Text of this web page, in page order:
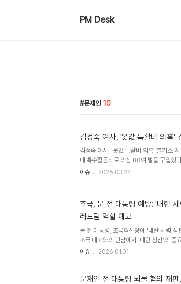
PM Desk
문재인 10
김정숙 여사, '옷값 특활비 의혹'
김정숙 여사, '옷값 특활비 의혹' 불기소
대 특수활동비로 의상 80여 벌을 구입했
구를 하지 않기로 결정했습니다. 이는 경
완수사에도 '혐의 없음' 재확인당초 서울
의혹에 대해 무혐의 처분을 내렸으나, 검
이슈 2026.03.24
조국, 문 전 대통령 예방: '내란
레드팀 역할 예고
문 전 대통령, 조국혁신당에 '내란 세력
조국 대표와의 만남에서 '내란 청산'의 중
심판을 강조했습니다. 문 전 대통령은 조
사를 표했습니다. 이는 단순한 덕담을 넘
이슈 2026.01.01
문재인 전 대통령 뇌물 혐의 재